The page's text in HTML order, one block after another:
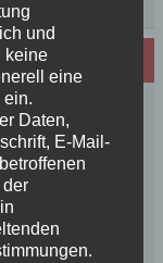
sind
und
keine
eine
ein.
Daten,
E-Mail-